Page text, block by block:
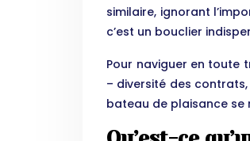
similaire, ignorant
c’est un bouclier
Pour naviguer en toute
– diversité des
bateau de plaisance se